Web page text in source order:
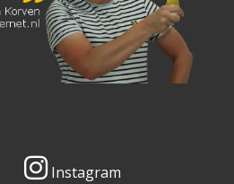
Instagram